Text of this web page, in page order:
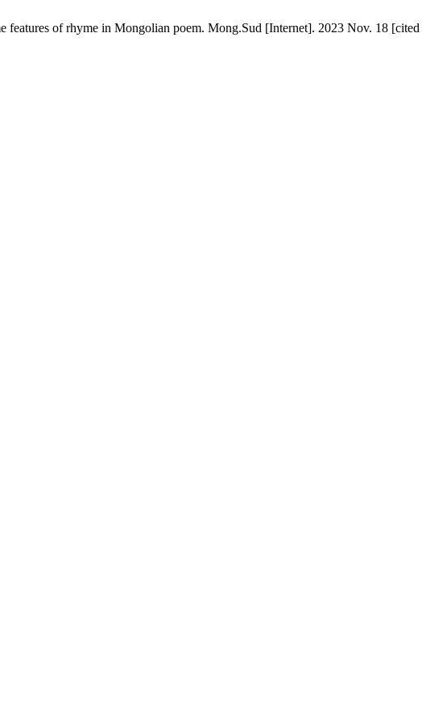
of rhyme in Mongolian poem. Mong.Sud [Internet]. 2023 Nov. 18